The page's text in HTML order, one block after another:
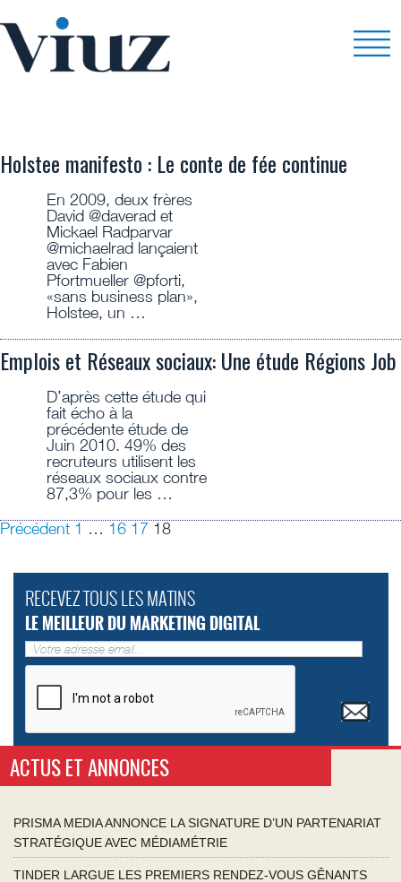
Holstee manifesto : Le conte de fée continue
En 2009, deux frères
David @daverad et
Mickael Radparvar
@michaelrad lançaient
avec Fabien
Pfortmueller @pforti,
«sans business plan»,
Holstee, un …
Emplois et Réseaux sociaux: Une étude Régions Job
D’après cette étude qui
fait écho à la
précédente étude de
Juin 2010. 49% des
recruteurs utilisent les
réseaux sociaux contre
87,3% pour les …
Précédent 1 … 16 17 18
RECEVEZ TOUS LES MATINS
LE MEILLEUR DU MARKETING DIGITAL
ACTUS ET ANNONCES
PRISMA MEDIA ANNONCE LA SIGNATURE D’UN PARTENARIAT
STRATÉGIQUE AVEC MÉDIAMÉTRIE
TINDER LARGUE LES PREMIERS RENDEZ-VOUS GÊNANTS